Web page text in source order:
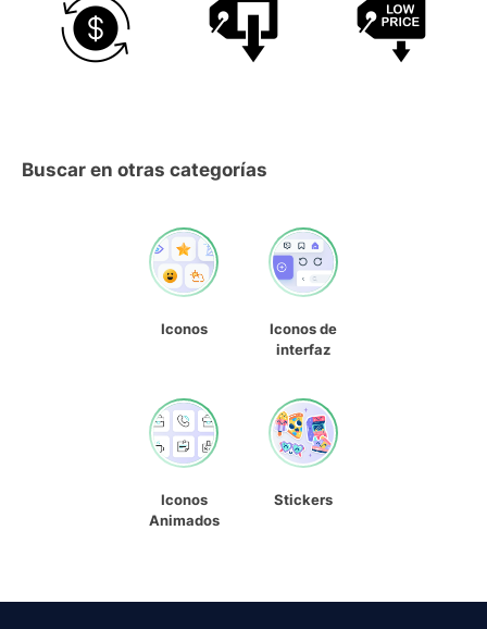
Buscar en otras categorías
Iconos
Iconos de
interfaz
Iconos
Animados
Stickers